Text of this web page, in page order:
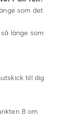
som det
länge som
till dig
8 om